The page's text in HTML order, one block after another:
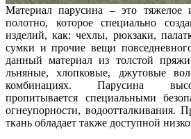
Материал парусина – это тяжелое
полотно, которое специально
изделий, как: чехлы, рюкзаки,
сумки и прочие вещи
данный материал из толстой пряжи
льняные, хлопковые, джутовые
комбинациях. Парусина
пропитывается специальными
огнеупорности, водоотталкивания.
ткань обладает также доступной